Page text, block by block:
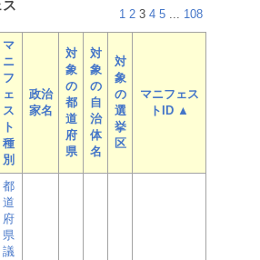
1 2 3 4 5 ... 108
マ
ニ
フ
ェ
ス
ト
種
別
政治
家名
対
象
の
都
道
府
県
対
象
の
自
治
体
名
対
象
の
選
挙
区
マニフェス
トID ▲
都
道
府
県
議